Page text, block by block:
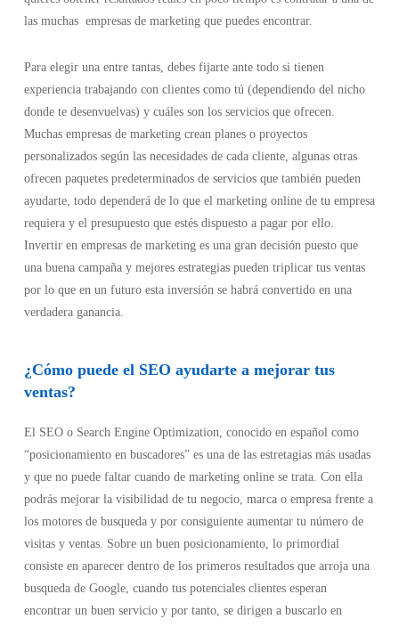
las muchas empresas de marketingque puedes encontrar.
Para elegir una entre tantas, debes fijarte ante todo si tienen
experiencia trabajando con clientes como tú (dependiendo del nicho
donde te desenvuelvas) y cuáles son los servicios que ofrecen.
Muchas empresas de marketing crean planes o proyectos
personalizados según las necesidades de cada cliente, algunas otras
ofrecen paquetes predeterminados de servicios que también pueden
ayudarte, todo dependerá de lo que el marketing online de tu empresa
requiera y el presupuesto que estés dispuesto a pagar por ello.
Invertir en empresas de marketing es una gran decisión puesto que
una buena campaña y mejores estrategias pueden triplicar tus ventas
por lo que en un futuro esta inversión se habrá convertido en una
verdadera ganancia.
¿Cómo puede el SEO ayudarte a mejorar tus
ventas?
El SEO o Search Engine Optimization, conocido en español como
“posicionamiento en buscadores” es una de las estretagias más usadas
y que no puede faltar cuando de marketing online se trata. Con ella
podrás mejorar la visibilidad de tu negocio, marca o empresa frente a
los motores de busqueda y por consiguiente aumentar tu número de
visitas y ventas. Sobre un buen posicionamiento, lo primordial
consiste en aparecer dentro de los primeros resultados que arroja una
busqueda de Google, cuando tus potenciales clientes esperan
encontrar un buen servicio y por tanto, se dirigen a buscarlo en